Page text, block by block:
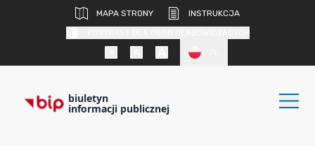
MAPA STRONY
INSTRUKCJA
biuletyn
informacji publicznej